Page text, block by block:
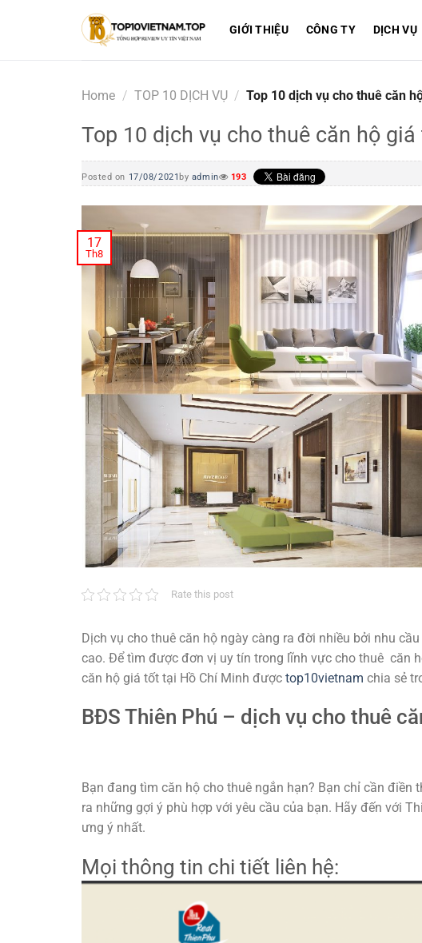
GIỚI THIỆU CÔNG TY DỊCH VỤ
Home / TOP 10 DỊCH VỤ / Top 10 dịch vụ cho thuê căn
Top 10 dịch vụ cho thuê căn hộ
Posted on 17/08/2021 by admin 193
17
Th8
Rate this post
Dịch vụ cho thuê căn hộ ngày càng ra đời nhiều bởi nhu
cao. Để tìm được đơn vị uy tín trong lĩnh vực cho thuê căn
căn hộ giá tốt tại Hồ Chí Minh được top10vietnam chia sẻ
BĐS Thiên Phú – dịch vụ cho thuê
Bạn đang tìm căn hộ cho thuê ngắn hạn? Bạn chỉ cần
ra những gợi ý phù hợp với yêu cầu của bạn. Hãy đến với
ưng ý nhất.
Mọi thông tin chi tiết liên hệ: